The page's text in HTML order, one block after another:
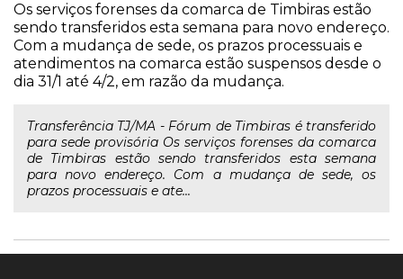
Os serviços forenses da comarca de Timbiras estão
sendo transferidos esta semana para novo endereço.
Com a mudança de sede, os prazos processuais e
atendimentos na comarca estão suspensos desde o
dia 31/1 até 4/2, em razão da mudança.
Transferência TJ/MA - Fórum de Timbiras é transferido
para sede provisória Os serviços forenses da comarca
de Timbiras estão sendo transferidos esta semana
para novo endereço. Com a mudança de sede, os
prazos processuais e ate...